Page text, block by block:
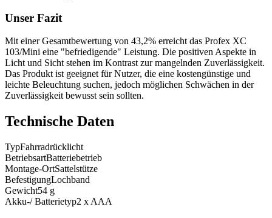
Unser Fazit
Mit einer Gesamtbewertung von 43,2% erreicht das Profex XC
103/Mini eine "befriedigende" Leistung. Die positiven Aspekte in
Licht und Sicht stehen im Kontrast zur mangelnden Zuverlässigkeit.
Das Produkt ist geeignet für Nutzer, die eine kostengünstige und
leichte Beleuchtung suchen, jedoch möglichen Schwächen in der
Zuverlässigkeit bewusst sein sollten.
Technische Daten
TypFahrradrücklicht
BetriebsartBatteriebetrieb
Montage-OrtSattelstütze
BefestigungLochband
Gewicht54 g
Akku-/ Batterietyp2 x AAA